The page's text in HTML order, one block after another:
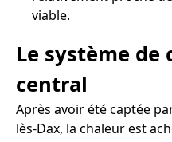
viable.
Le système de
central
Après avoir été captée
lès-Dax, la chaleur est